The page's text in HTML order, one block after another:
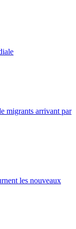
migrants arrivant par
les nouveaux